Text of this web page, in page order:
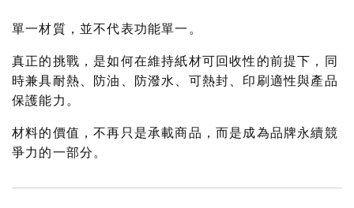
單一材質，並不代表功能單一。
真正的挑戰，是如何在維持紙材可回收性的前提下，同
時兼具耐熱、防油、防潑水、可熱封、印刷適性與產品
保護能力。
材料的價值，不再只是承載商品，而是成為品牌永續競
爭力的一部分。